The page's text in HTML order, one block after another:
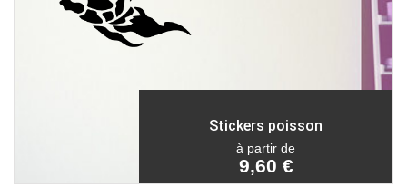
Stickers poisson
à partir de
9,60 €